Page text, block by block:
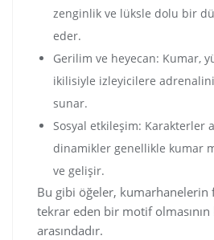
zenginlik ve lüksle dolu bir
eder.
Gerilim ve heyecan: Kumar,
ikilisiyle izleyicilere
sunar.
Sosyal etkileşim: Karakterler
dinamikler genellikle kumar
ve gelişir.
Bu gibi öğeler,
tekrar eden bir motif olmasının
arasındadır.